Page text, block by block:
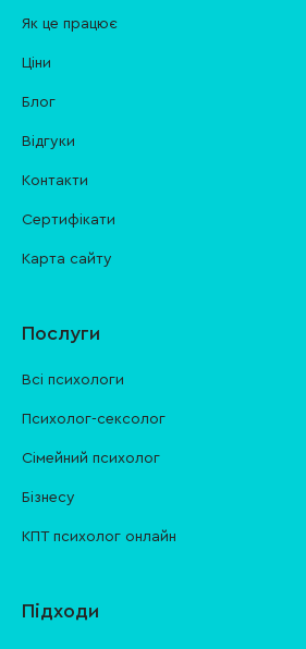
Як це працює
Ціни
Блог
Відгуки
Контакти
Cертифікати
Карта сайту
Послуги
Всі психологи
Психолог-сексолог
Сімейний психолог
Бізнесу
КПТ психолог онлайн
Підходи